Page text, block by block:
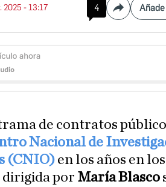
2025 - 13:17 4 Compartir
de contratos
Nacional de
(CNIO) en los años en
por María Blasco